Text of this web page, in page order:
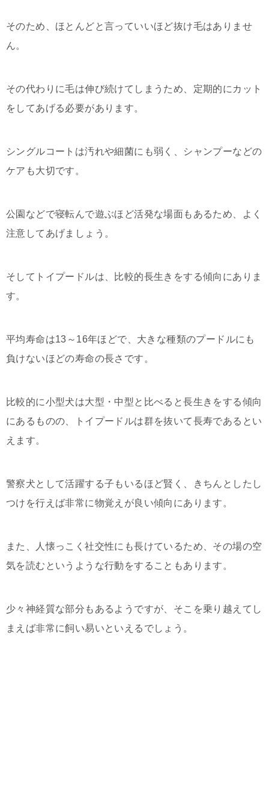
そのため、ほとんどと言っていいほど抜け毛はありませ
ん。
その代わりに毛は伸び続けてしまうため、定期的にカット
をしてあげる必要があります。
シングルコートは汚れや細菌にも弱く、シャンプーなどの
ケアも大切です。
公園などで寝転んで遊ぶほど活発な場面もあるため、よく
注意してあげましょう。
そしてトイプードルは、比較的長生きをする傾向にありま
す。
平均寿命は13～16年ほどで、大きな種類のプードルにも
負けないほどの寿命の長さです。
比較的に小型犬は大型・中型と比べると長生きをする傾向
にあるものの、トイプードルは群を抜いて長寿であるとい
えます。
警察犬として活躍する子もいるほど賢く、きちんとしたし
つけを行えば非常に物覚えが良い傾向にあります。
また、人懐っこく社交性にも長けているため、その場の空
気を読むというような行動をすることもあります。
少々神経質な部分もあるようですが、そこを乗り越えてし
まえば非常に飼い易いといえるでしょう。